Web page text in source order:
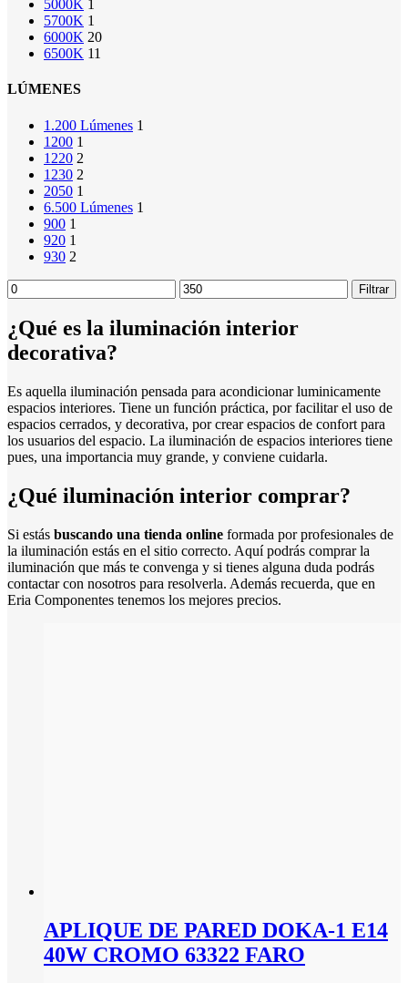
5000K 1
5700K 1
6000K 20
6500K 11
LÚMENES
1.200 Lúmenes 1
1200 1
1220 2
1230 2
2050 1
6.500 Lúmenes 1
900 1
920 1
930 2
Precio
mínimo
Precio
máximo
Filtrar
¿Qué es la iluminación interior
decorativa?
Es aquella iluminación pensada para acondicionar luminicamente
espacios interiores. Tiene un función práctica, por facilitar el uso de
espacios cerrados, y decorativa, por crear espacios de confort para
los usuarios del espacio. La iluminación de espacios interiores tiene
pues, una importancia muy grande, y conviene cuidarla.
¿Qué iluminación interior comprar?
Si estás buscando una tienda online formada por profesionales de
la iluminación estás en el sitio correcto. Aquí podrás comprar la
iluminación que más te convenga y si tienes alguna duda podrás
contactar con nosotros para resolverla. Además recuerda, que en
Eria Componentes tenemos los mejores precios.
APLIQUE DE PARED DOKA-1 E14
40W CROMO 63322 FARO